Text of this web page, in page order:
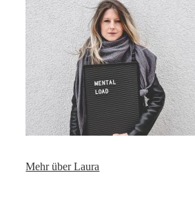
Mehr über Laura